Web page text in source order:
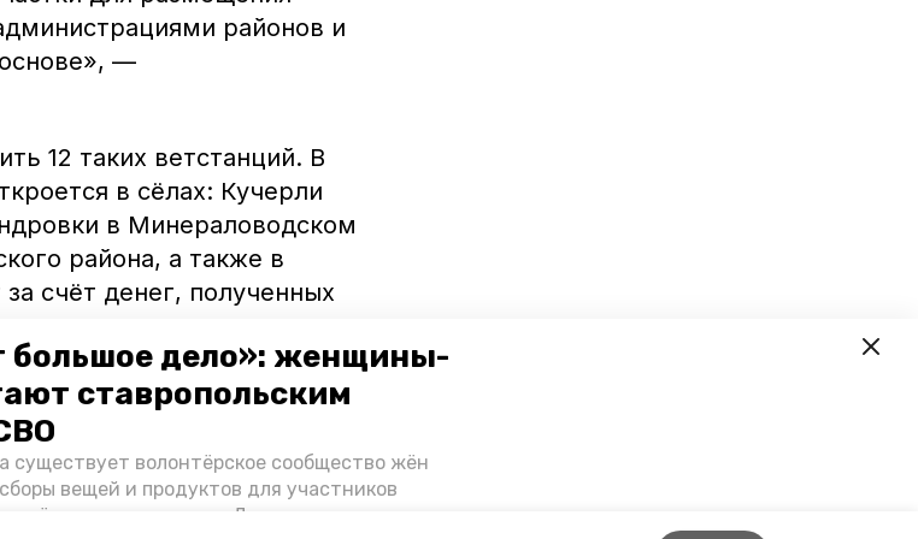
большое дело»: женщины-
ставропольским
существует волонтёрское сообщество жён
вещей и продуктов для участников
всё это на передовую. Девушки рассказали
районов и
—
12 таких ветстанций. В
в сёлах: Кучерли
в Минераловодском
района, а также в
счёт денег, полученных
создалижилой